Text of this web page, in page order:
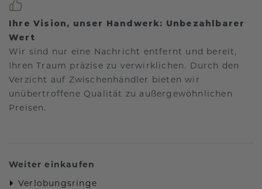
Ihre Vision, unser Handwerk: Unbezahlbarer
Wert
Wir sind nur eine Nachricht entfernt und bereit,
Ihren Traum präzise zu verwirklichen. Durch den
Verzicht auf Zwischenhändler bieten wir
unübertroffene Qualität zu außergewöhnlichen
Preisen.
Weiter einkaufen
Verlobungsringe